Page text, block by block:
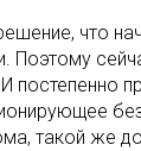
что
Поэтому
постепенно
такой же